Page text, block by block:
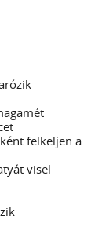
felkeljen a
visel